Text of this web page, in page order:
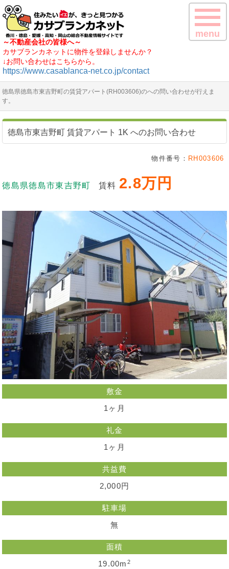
～不動産会社の皆様へ～
カサブランカネットに物件を登録しませんか？
↓お問い合わせはこちらから。
https://www.casablanca-net.co.jp/contact
menu
徳島県徳島市東吉野町の賃貸アパート(RH003606)のへの問い合わせが行えま
す。
徳島市東吉野町 賃貸アパート 1K へのお問い合わせ
物件番号： RH003606
徳島県徳島市東吉野町 賃料 2.8万円
敷金
1ヶ月
礼金
1ヶ月
共益費
2,000円
駐車場
無
面積
19.00m 2